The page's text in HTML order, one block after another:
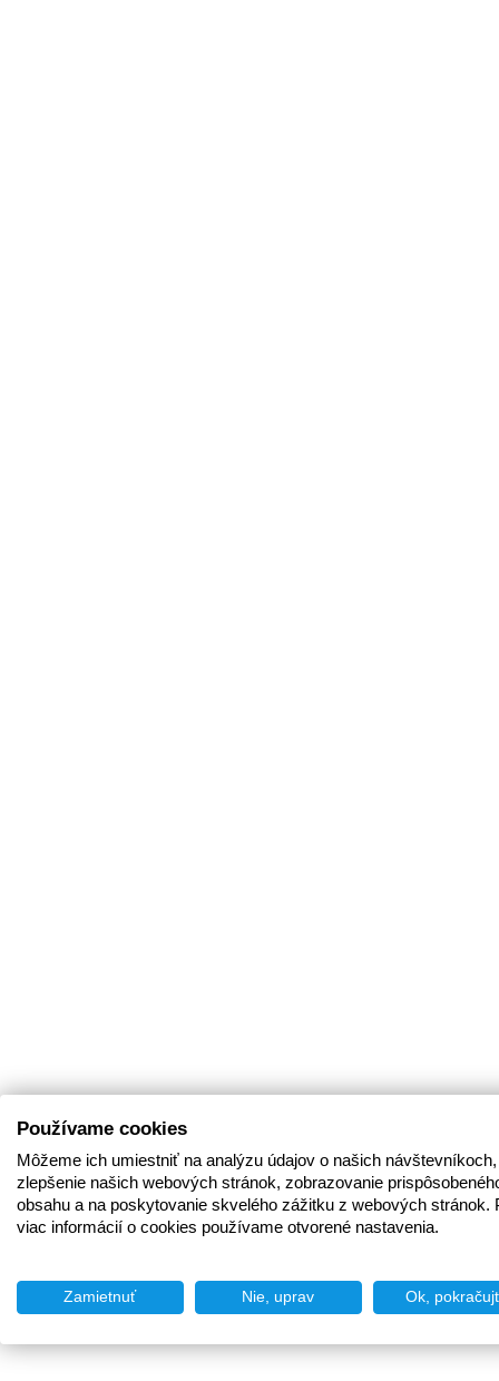
Používame cookies
Môžeme ich umiestniť na analýzu údajov o našich
zlepšenie našich webových stránok, zobrazovanie
obsahu a na poskytovanie skvelého zážitku z webových stránok.
viac informácií o cookies používame otvorené nastavenia.
Zamietnuť Nie, uprav Ok,